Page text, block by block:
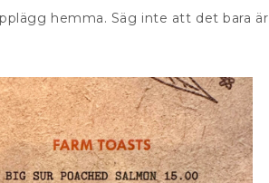
hemma. Säg inte att det bara är